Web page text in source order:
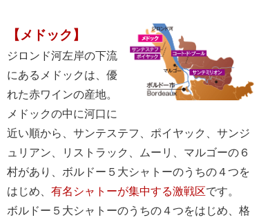
【メドック】
ジロンド河左岸の下流
にあるメドックは、優
れた赤ワインの産地。
メドックの中に河口に
近い順から、サンテステフ、ポイヤック、サンジ
ュリアン、リストラック、ムーリ、マルゴーの６
村があり、ボルドー５大シャトーのうちの４つを
はじめ、 有名シャトーが集中する激戦区です。
ボルドー５大シャトーのうちの４つをはじめ、格